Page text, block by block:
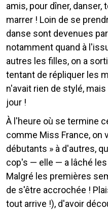
amis, pour dîner,
marrer ! Loin de se
danse sont devenues
notamment quand à
autres les filles, on a
tentant de répliquer les
n'avait rien de stylé,
jour !
À l'heure où se termine
comme Miss France, on
débutants » à d'autres,
cop's — elle — a lâché
Malgré les premières
de s'être accrochée !
tout arrive !), d'avoir